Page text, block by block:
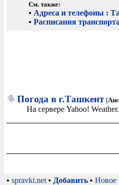
См. также:
• Адреса и телефоны :
•Расписания
Погода в г.Ташкент [
На сервере Yahoo!
• spravki.net • Добавить • Новое